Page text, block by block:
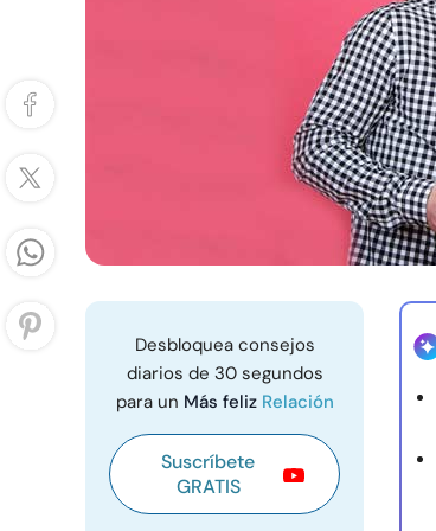
Desbloquea consejos
diarios de 30 segundos
para un Más feliz Relación
Suscríbete
GRATIS